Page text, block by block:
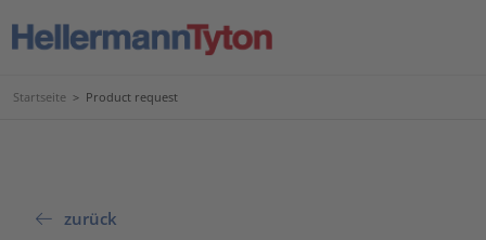
Startseite > Product request
zurück